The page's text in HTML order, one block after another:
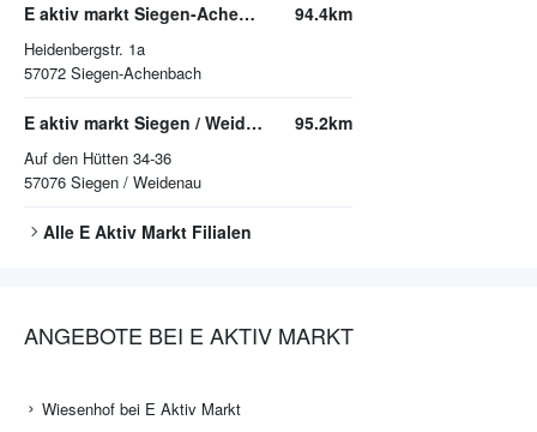
E aktiv markt Siegen-Achenbach
Heidenbergstr. 1a
57072 Siegen-Achenbach
94.4km
E aktiv markt Siegen / Weidenau
Auf den Hütten 34-36
57076 Siegen / Weidenau
95.2km
Alle E Aktiv Markt Filialen
ANGEBOTE BEI E AKTIV MARKT
Wiesenhof bei E Aktiv Markt